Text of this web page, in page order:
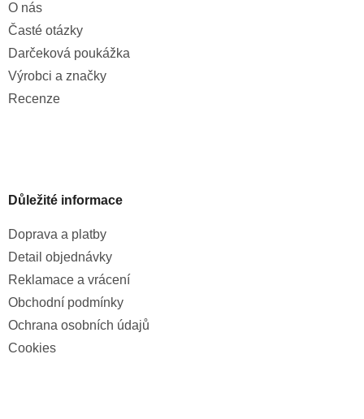
O nás
Časté otázky
Darčeková poukážka
Výrobci a značky
Recenze
Důležité informace
Doprava a platby
Detail objednávky
Reklamace a vrácení
Obchodní podmínky
Ochrana osobních údajů
Cookies